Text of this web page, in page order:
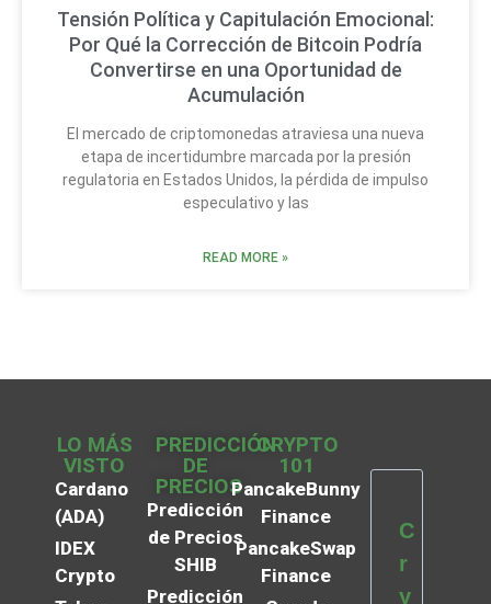
Tensión Política y Capitulación Emocional:
Por Qué la Corrección de Bitcoin Podría
Convertirse en una Oportunidad de
Acumulación
El mercado de criptomonedas atraviesa una nueva
etapa de incertidumbre marcada por la presión
regulatoria en Estados Unidos, la pérdida de impulso
especulativo y las
READ MORE »
LO MÁS
VISTO
Cardano
(ADA)
IDEX
Crypto
PREDICCIÓN
DE
PRECIOS
Predicción
de Precios
SHIB
Predicción
CRYPTO
101
PancakeBunny
Finance
PancakeSwap
Finance
C
r
y